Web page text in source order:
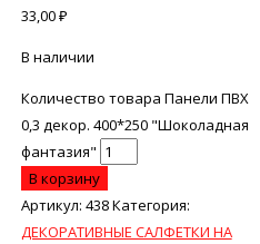
33,00₽
В наличии
Количество товара Панели ПВХ
0,3 декор. 400*250 "Шоколадная
фантазия"
В корзину
Артикул: 438Категория:
ДЕКОРАТИВНЫЕ САЛФЕТКИ НА